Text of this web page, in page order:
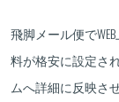
飛脚メール便で
料が格安に設定さ
ムへ詳細に反映さ